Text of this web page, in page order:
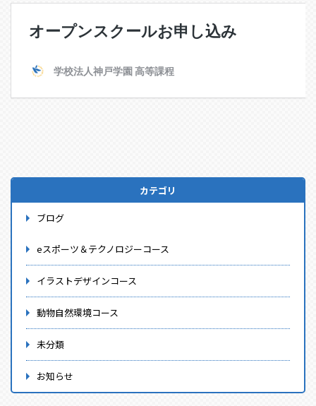
カテゴリ
ブログ
eスポーツ＆テクノロジーコース
イラストデザインコース
動物自然環境コース
未分類
お知らせ